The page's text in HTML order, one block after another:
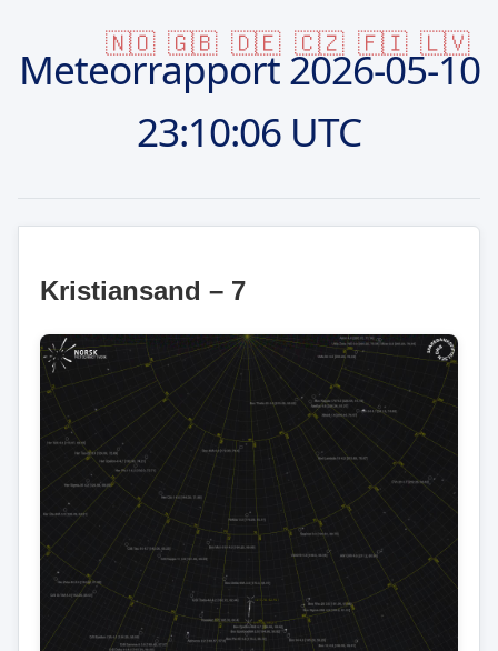
🇳🇴 🇬🇧 🇩🇪 🇨🇿 🇫🇮 🇱🇻
Meteorrapport2026-05-10
23:10:06 UTC
Kristiansand – 7